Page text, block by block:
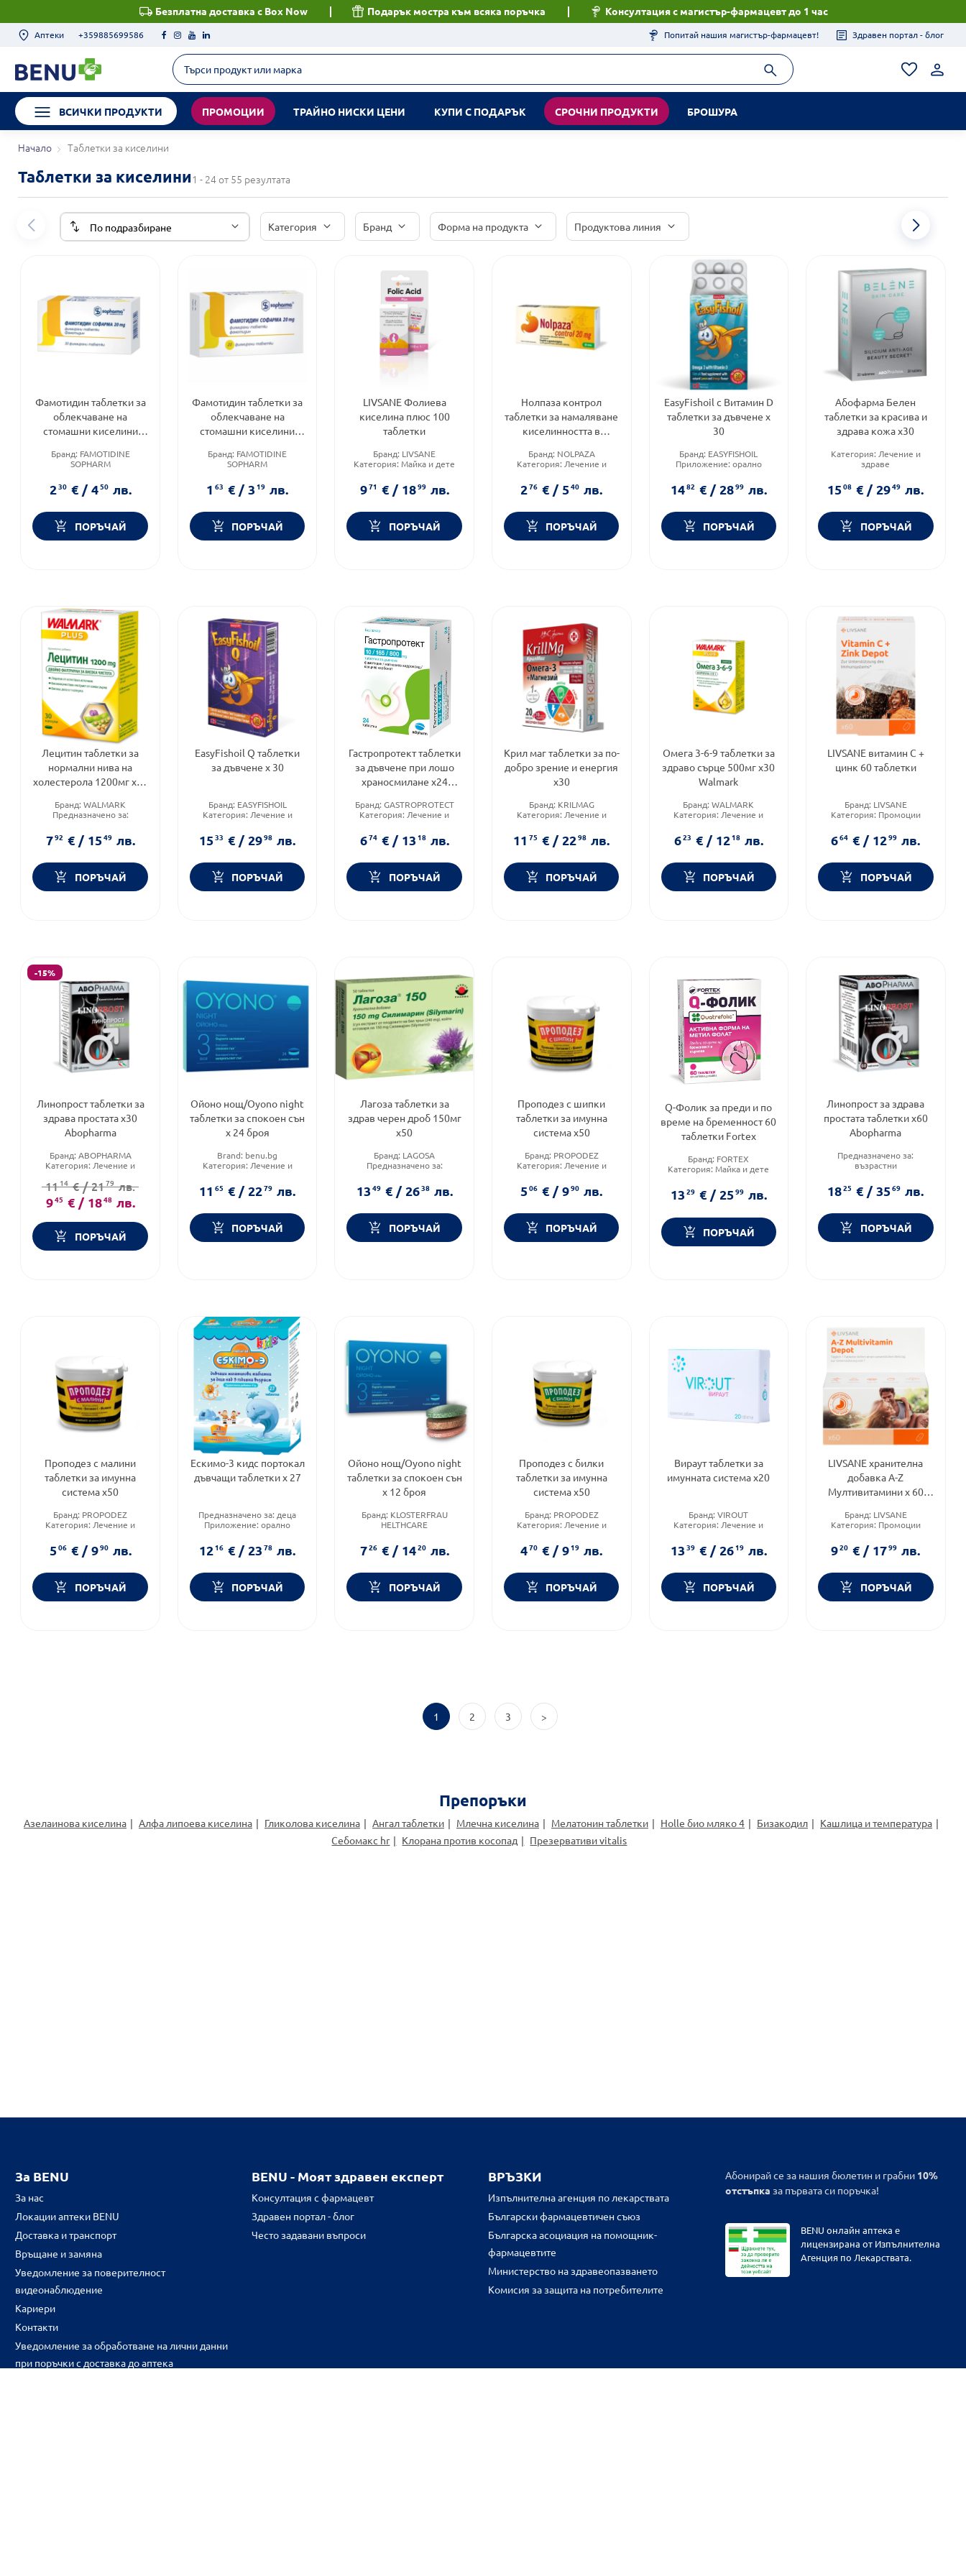
Безплатна доставка с Box Now Подарък мостра към всяка поръчка Консултация с магистър-фармацевт до 1 час
Аптеки +359885699586 Попитай нашия магистър-фармацевт! Здравен портал - блог
ВСИЧКИ ПРОДУКТИ ПРОМОЦИИ ТРАЙНО НИСКИ ЦЕНИ КУПИ С ПОДАРЪК СРОЧНИ ПРОДУКТИ БРОШУРА
Начало Таблетки за киселини
Таблетки за киселини1 - 24 от 55 резултата
Категория Бранд Форма на продукта Продуктова линия
Фамотидин таблетки за
облекчаване на
стомашни киселини
Бранд: FAMOTIDINE
SOPHARM
здраве
Форма на продукта:
230 € / 450 лв.
ПОРЪЧАЙ
Фамотидин таблетки за
облекчаване на
стомашни киселини
Бранд: FAMOTIDINE
SOPHARM
здраве
Форма на продукта:
163 € / 319 лв.
ПОРЪЧАЙ
LIVSANE Фолиева
киселина плюс 100
таблетки
Бранд: LIVSANE
Категория: Майка и дете
971 € / 1899 лв.
ПОРЪЧАЙ
Нолпаза контрол
таблетки за намаляване
киселинността в
Бранд: NOLPAZA
Категория: Лечение и
Приложение:орално
276 € / 540 лв.
ПОРЪЧАЙ
EasyFishoil с Витамин D
таблетки за дъвчене х
30
Бранд: EASYFISHOIL
Приложение: орално
желирани таблетки
1482 € / 2899 лв.
ПОРЪЧАЙ
Абофарма Белен
таблетки за красива и
здрава кожа х30
Категория: Лечение и
здраве
възрастни
Форма на продукта:
1508 € / 2949 лв.
ПОРЪЧАЙ
Лецитин таблетки за
нормални нива на
холестерола 1200мг х30
Бранд:WALMARK
Предназначено за:
Приложение: орално
792 € / 1549 лв.
ПОРЪЧАЙ
EasyFishoil Q таблетки
за дъвчене х 30
Бранд: EASYFISHOIL
Категория: Лечение и
Форма на продукта:
желирани таблетки
1533 € / 2998 лв.
ПОРЪЧАЙ
Гастропротект таблетки
за дъвчене при лошо
храносмилане х24
Бранд: GASTROPROTECT
Категория: Лечение и
Форма на продукта:
таблетки
674 € / 1318 лв.
ПОРЪЧАЙ
Крил маг таблетки за по-
добро зрение и енергия
х30
Бранд: KRILMAG
Категория: Лечение и
Форма на продукта:
таблетки
1175 € / 2298 лв.
ПОРЪЧАЙ
Омега 3-6-9 таблетки за
здраво сърце 500мг х30
Walmark
Бранд:WALMARK
Категория: Лечение и
Форма на продукта:
таблетки
623 € / 1218 лв.
ПОРЪЧАЙ
LIVSANE витамин С +
цинк 60 таблетки
Бранд: LIVSANE
Категория: Промоции
таблетки
664 € / 1299 лв.
ПОРЪЧАЙ
-15%
Линопрост таблетки за
здрава простата х30
Abopharma
Бранд: ABOPHARMA
Категория: Лечение и
Форма на продукта:
таблетки
1114€ / 2179 лв.
945 € / 1848 лв.
ПОРЪЧАЙ
Ойоно нощ/Oyono night
таблетки за спокоен сън
х 24 броя
Brand: benu.bg
Категория: Лечение и
Форма на продукта:
таблетки
1165 € / 2279 лв.
ПОРЪЧАЙ
Лагоза таблетки за
здрав черен дроб 150мг
х50
Бранд: LAGOSA
Предназначено за:
Приложение:орално
1349 € / 2638 лв.
ПОРЪЧАЙ
Проподез с шипки
таблетки за имунна
система х50
Бранд: PROPODEZ
Категория: Лечение и
Форма на продукта:
таблетки
506 € / 990 лв.
ПОРЪЧАЙ
Q-Фолик за преди и по
време на бременност 60
таблетки Fortex
Бранд: FORTEX
Категория:Майка и дете
таблетки
1329 € / 2599 лв.
ПОРЪЧАЙ
Линопрост за здрава
простата таблетки х60
Abopharma
Предназначено за:
възрастни
Форма на продукта:
таблетки
1825 € / 3569 лв.
ПОРЪЧАЙ
Проподез с малини
таблетки за имунна
система х50
Бранд: PROPODEZ
Категория: Лечение и
Форма на продукта:
таблетки
506 € / 990 лв.
ПОРЪЧАЙ
Ескимо-3 кидс портокал
дъвчащи таблетки х 27
Предназначено за: деца
Приложение:орално
желирани таблетки
1216 € / 2378 лв.
ПОРЪЧАЙ
Ойоно нощ/Oyono night
таблетки за спокоен сън
х 12 броя
Бранд: KLOSTERFRAU
HELTHCARE
здраве
Форма на продукта:
726 € / 1420 лв.
ПОРЪЧАЙ
Проподез с билки
таблетки за имунна
система х50
Бранд: PROPODEZ
Категория: Лечение и
Форма на продукта:
таблетки
470 € / 919 лв.
ПОРЪЧАЙ
Вираут таблетки за
имунната система х20
Бранд:VIROUT
Категория: Лечение и
Форма на продукта:
таблетки
1339 € / 2619 лв.
ПОРЪЧАЙ
LIVSANE хранителна
добавка А-Z
Мултивитамини х 60
Бранд: LIVSANE
Категория: Промоции
таблетки
920 € / 1799 лв.
ПОРЪЧАЙ
1 2 3 >
Препоръки
Азелаинова киселина Алфа липоева киселина Гликолова киселина Ангал таблетки Млечна киселина Мелатонин таблетки Holle био мляко 4 Бизакодил
Кашлица и температура
Себомакс hr
Клорана против косопад Презервативи vitalis
За BENU
За нас
Локации аптеки BENU
Доставка и транспорт
Връщане и замяна
Уведомление за поверителност
видеонаблюдение
Кариери
Контакти
Уведомление за обработване на лични данни
при поръчки с доставка до аптека
BENU - Моят здравен експерт
Консултация с фармацевт
Здравен портал - блог
Често задавани въпроси
ВРЪЗКИ
Изпълнителна агенция по лекарствата
Български фармацевтичен съюз
Българска асоциация на помощник-
фармацевтите
Министерство на здравеопазването
Комисия за защита на потребителите
Абонирай се за нашия бюлетин и грабни 10%
отстъпка за първата си поръчка!
BENU онлайн аптека е
лицензирана от Изпълнителна
Агенция по Лекарствата.